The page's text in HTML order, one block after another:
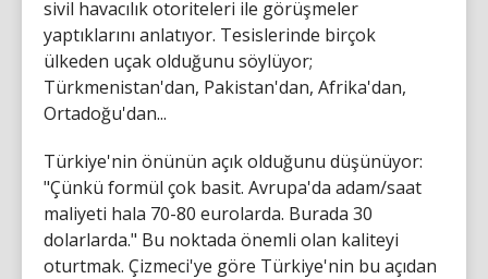
sivil havacılık otoriteleri ile görüşmeler
yaptıklarını anlatıyor. Tesislerinde birçok
ülkeden uçak olduğunu söylüyor;
Türkmenistan'dan, Pakistan'dan, Afrika'dan,
Ortadoğu'dan...
Türkiye'nin önünün açık olduğunu düşünüyor:
"Çünkü formül çok basit. Avrupa'da adam/saat
maliyeti hala 70-80 eurolarda. Burada 30
dolarlarda." Bu noktada önemli olan kaliteyi
oturtmak. Çizmeci'ye göre Türkiye'nin bu açıdan